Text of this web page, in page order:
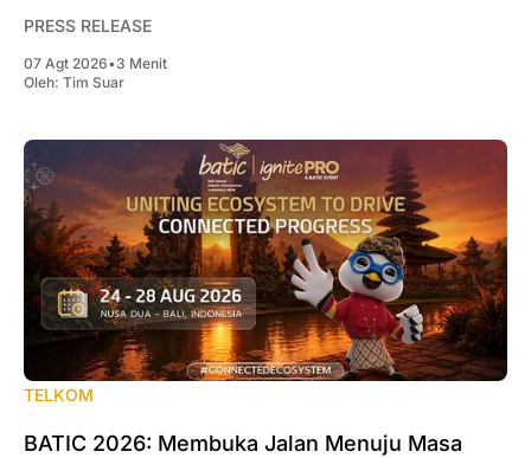
PRESS RELEASE
07 Agt 2026•3 Menit
Oleh: Tim Suar
TELKOM
BATIC 2026: Membuka Jalan Menuju Masa